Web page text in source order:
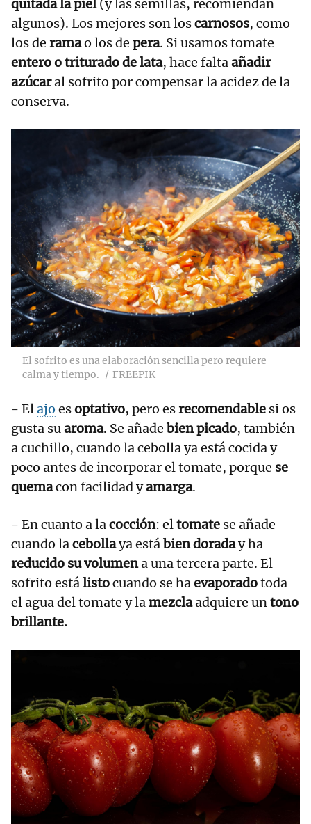
quitada la piel(y las semillas, recomiendan
algunos). Los mejores son loscarnosos, como
los de ramao los de pera. Si usamos tomate
entero o triturado de lata, hace faltaañadir
azúcaral sofrito por compensar la acidez de la
conserva.
El sofrito es una elaboración sencilla pero requiere
calma y tiempo.
FREEPIK
- Elajo esoptativo, pero esrecomendable si os
gusta suaroma. Se añade bien picado, también
a cuchillo, cuando la cebolla ya está cocida y
poco antes de incorporar el tomate, porque se
quemacon facilidad yamarga.
- En cuanto a lacocción: eltomate se añade
cuando lacebollaya estábien doraday ha
reducido su volumena una tercera parte. El
sofrito estálistocuando se haevaporadotoda
el agua del tomate y lamezclaadquiere untono
brillante.